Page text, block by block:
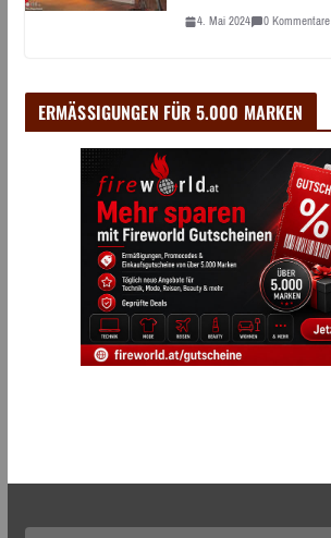
4. Mai 2024 0 Kommentare
ERMÄSSIGUNGEN FÜR 5.000 MARKEN